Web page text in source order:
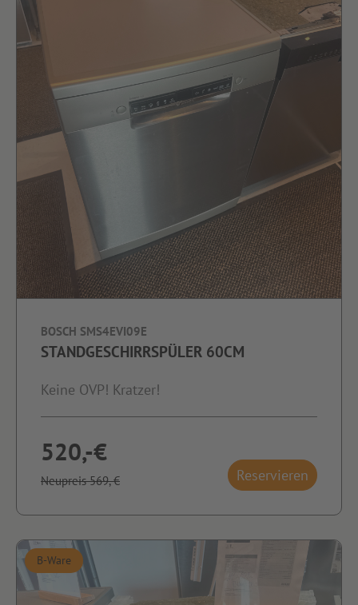
BOSCH SMS4EVI09E
STANDGESCHIRRSPÜLER 60CM
Keine OVP! Kratzer!
520,-€
Neupreis 569,-€ Reservieren
B-Ware